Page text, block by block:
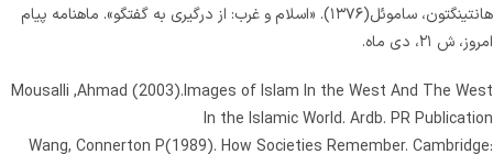
هانتینگتون، ساموئل(۱۳۷۶). «اسلام و غرب: از درگیری به گفتگو». ماهنامه پیام
امروز، ش ۲۱، دی ماه.
Mousalli ,Ahmad (2003).Images of Islam In the West And The West
In the Islamic World. Ardb. PR Publication
Wang, Connerton P(1989). How Societies Remember. Cambridge: